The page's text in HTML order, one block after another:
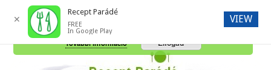
A honlap további használatához a sütik használatát el kell fogadni.
További információ
Elfogad
✕
Recept Parádé
FREE
In Google Play
VIEW